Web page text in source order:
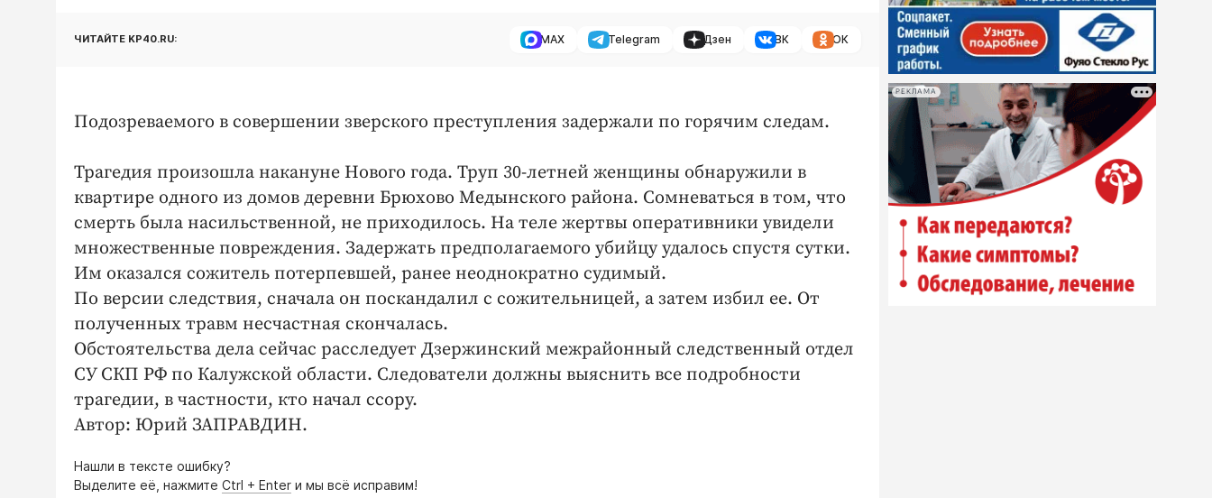
ЧИТАЙТЕ KP40.RU: MAX Telegram Дзен ВК ОК
Подозреваемого в совершении зверского преступления задержали по горячим следам.
Трагедия произошла накануне Нового года. Труп 30-летней женщины обнаружили в
квартире одного из домов деревни Брюхово Медынского района. Сомневаться в том, что
смерть была насильственной, не приходилось. На теле жертвы оперативники увидели
множественные повреждения. Задержать предполагаемого убийцу удалось спустя сутки.
Им оказался сожитель потерпевшей, ранее неоднократно судимый.
По версии следствия, сначала он поскандалил с сожительницей, а затем избил ее. От
полученных травм несчастная скончалась.
Обстоятельства дела сейчас расследует Дзержинский межрайонный следственный отдел
СУ СКП РФ по Калужской области. Следователи должны выяснить все подробности
трагедии, в частности, кто начал ссору.
Автор: Юрий ЗАПРАВДИН.
Нашли в тексте ошибку?
Выделите её, нажмите Ctrl + Enter и мы всё исправим!
РЕКЛАМА